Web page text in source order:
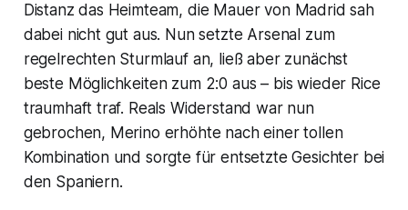
Distanz das Heimteam, die Mauer von Madrid sah
dabei nicht gut aus. Nun setzte Arsenal zum
regelrechten Sturmlauf an, ließ aber zunächst
beste Möglichkeiten zum 2:0 aus – bis wieder Rice
traumhaft traf. Reals Widerstand war nun
gebrochen, Merino erhöhte nach einer tollen
Kombination und sorgte für entsetzte Gesichter bei
den Spaniern.